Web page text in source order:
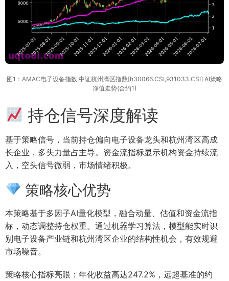
图1：AMAC电子设备指数,中证杭州湾区指数[h30066.CSI,931033.CSI] AI策略
净值走势(合约1)
持仓信号深度解读
基于策略信号，当前持仓偏向电子设备龙头和杭州湾区高成
长企业，多头力量占主导。资金流指标显示机构资金持续流
入，空头信号微弱，市场情绪积极。
策略核心优势
本策略基于多因子AI量化模型，融合动量、估值和资金流指
标，动态调整持仓权重。通过机器学习算法，模型能实时识
别电子设备产业链和杭州湾区企业的结构性机会，有效规避
市场噪音。
策略核心指标亮眼：年化收益高达247.2%，远超基准的约